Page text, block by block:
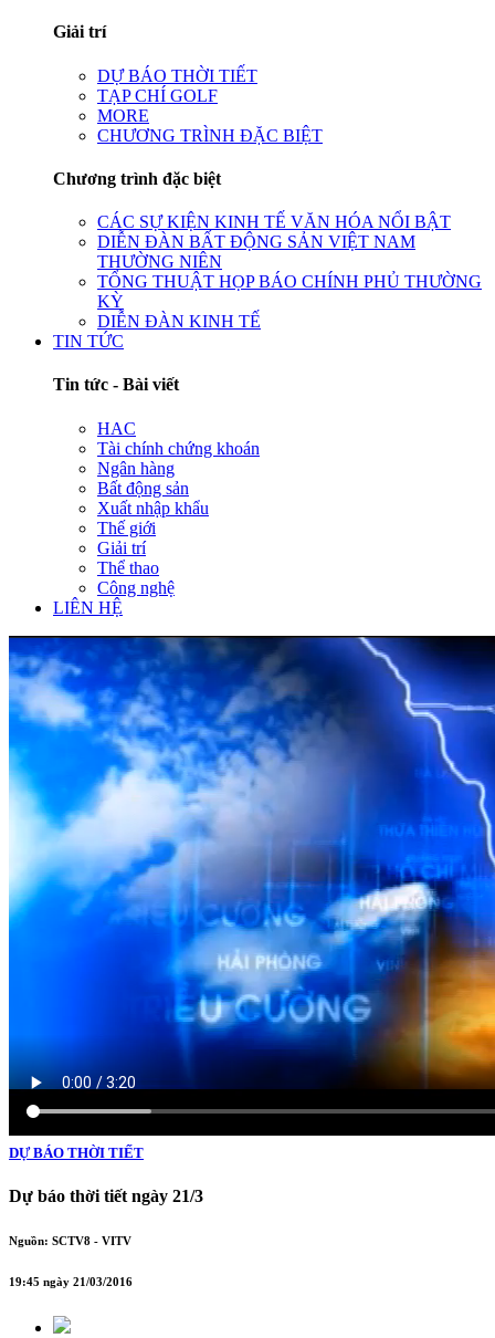
Giải trí
DỰ BÁO THỜI TIẾT
TẠP CHÍ GOLF
MORE
CHƯƠNG TRÌNH ĐẶC BIỆT
Chương trình đặc biệt
CÁC SỰ KIỆN KINH TẾ VĂN HÓA NỔI BẬT
DIỄN ĐÀN BẤT ĐỘNG SẢN VIỆT NAM
THƯỜNG NIÊN
TỔNG THUẬT HỌP BÁO CHÍNH PHỦ THƯỜNG
KỲ
DIỄN ĐÀN KINH TẾ
TIN TỨC
Tin tức - Bài viết
HAC
Tài chính chứng khoán
Ngân hàng
Bất động sản
Xuất nhập khẩu
Thế giới
Giải trí
Thể thao
Công nghệ
LIÊN HỆ
DỰ BÁO THỜI TIẾT
Dự báo thời tiết ngày 21/3
Nguồn: SCTV8 - VITV
19:45 ngày 21/03/2016